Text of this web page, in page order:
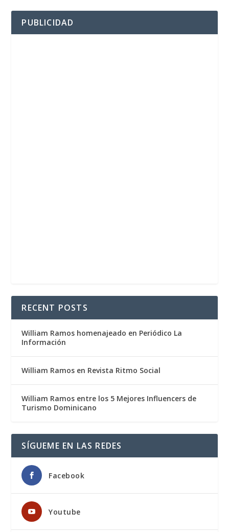
PUBLICIDAD
RECENT POSTS
William Ramos homenajeado en Periódico La
Información
William Ramos en Revista Ritmo Social
William Ramos entre los 5 Mejores Influencers de
Turismo Dominicano
SÍGUEME EN LAS REDES
Facebook
Youtube